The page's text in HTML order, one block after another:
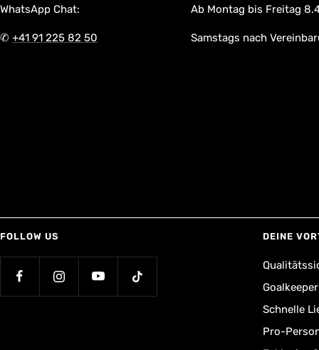
WhatsApp Chat:
✆ +41 91 225 82 50
Ab Montag bis Freitag
Samstags nach
FOLLOW US DEINE
Schnelle
Pro-